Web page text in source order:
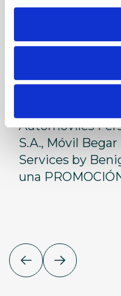
Bases
Concurso
semana
Corporación
Automóviles
S.A., Móvil
Services by
una